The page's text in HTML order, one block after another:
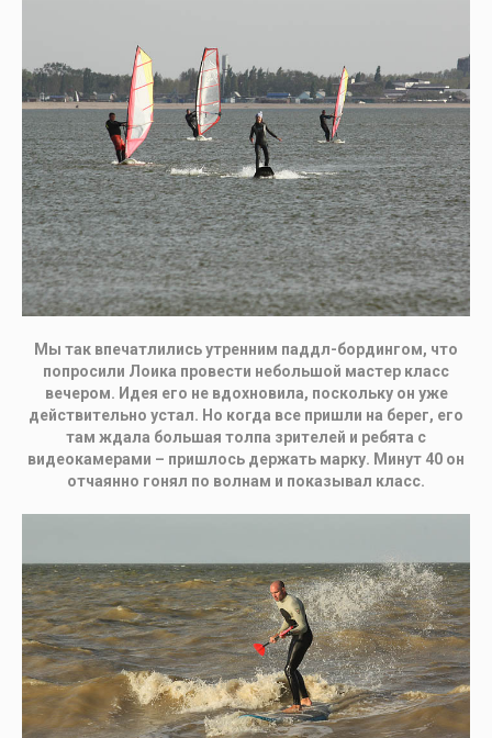
Мы так впечатлились утренним паддл-бордингом, что
попросили Лоика провести небольшой мастер класс
вечером. Идея его не вдохновила, поскольку он уже
действительно устал. Но когда все пришли на берег, его
там ждала большая толпа зрителей и ребята с
видеокамерами – пришлось держать марку. Минут 40 он
отчаянно гонял по волнам и показывал класс.